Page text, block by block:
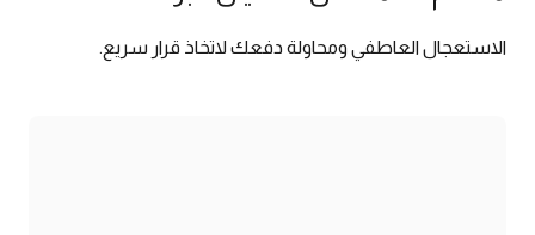
الاستعجال العاطفي ومحاولة دفعك لاتخاذ قرار سريع.